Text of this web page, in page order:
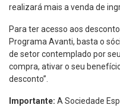
realizará mais a venda de
Para ter acesso aos
Programa Avanti, basta o
de setor contemplado por
compra, ativar o seu
desconto”.
Importante: A Sociedade